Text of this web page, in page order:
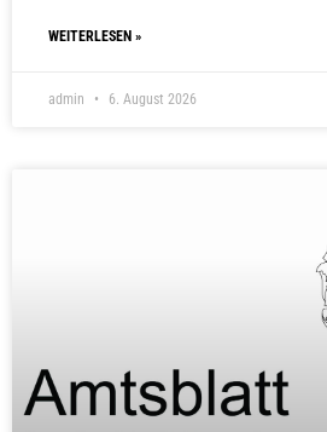
WEITERLESEN »
admin 6. August 2026